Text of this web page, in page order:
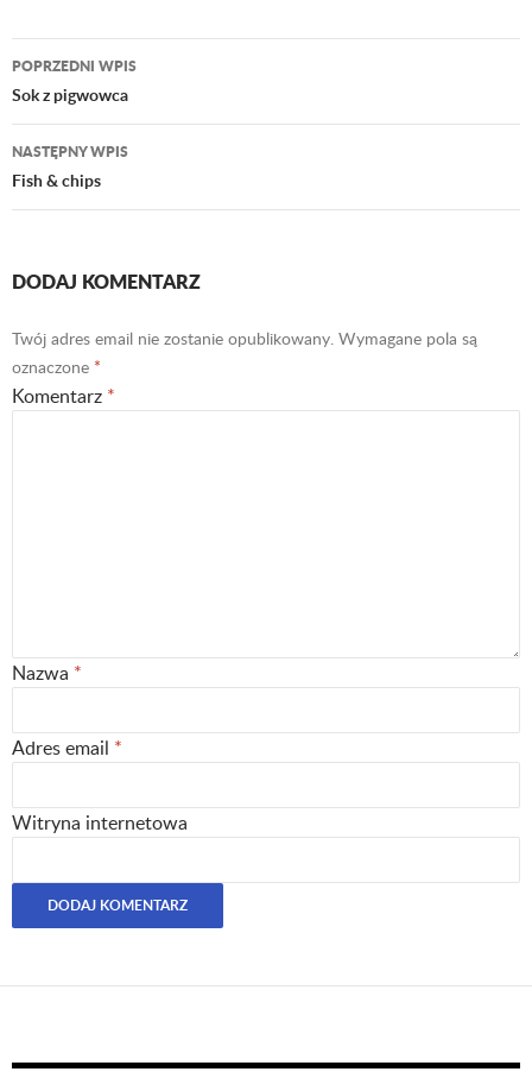
Nawigacja
wpisu
POPRZEDNI WPIS
Sok z pigwowca
NASTĘPNY WPIS
Fish & chips
DODAJ KOMENTARZ
Twój adres email nie zostanie opublikowany. Wymagane pola są
oznaczone *
Komentarz *
Nazwa *
Adres email *
Witryna internetowa